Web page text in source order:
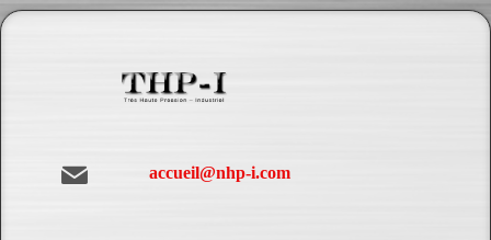
accueil@nhp-i.com